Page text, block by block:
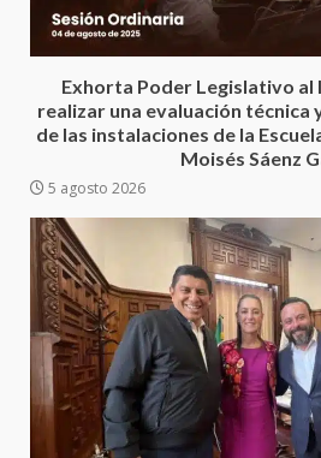
Exhorta Poder Legislativo al
realizar una evaluación
de las instalaciones de la
Moisés Sáenz
5 agosto 2026
3
Encuentro de
con el
Cruz reafirma
de la
territorio
30 julio 2026
4
Juan
20 julio 2026
5
Sanciona
de Juárez
animal tras
16 julio 2026